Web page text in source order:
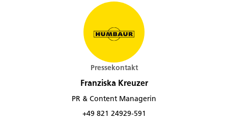
Pressekontakt
Franziska Kreuzer
PR & Content Managerin
+49 821 24929-591